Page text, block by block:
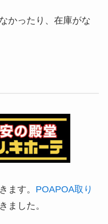
かったり、在庫がな
ます。 POAPOA取り
ました。